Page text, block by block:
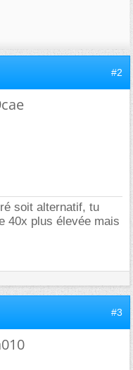
#2
soit alternatif, tu
40x plus élevée mais
#3